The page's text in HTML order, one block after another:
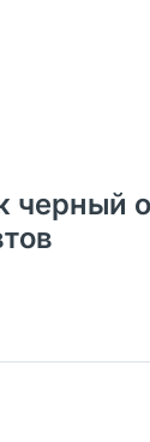
черный